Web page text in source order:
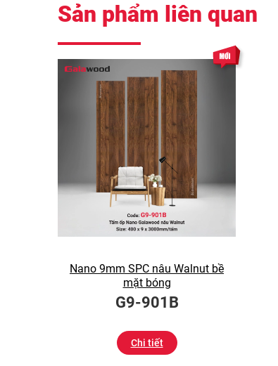
Sản phẩm liên quan
Nano 9mm SPC nâu Walnut bề
mặt bóng
G9-901B
Chi tiết